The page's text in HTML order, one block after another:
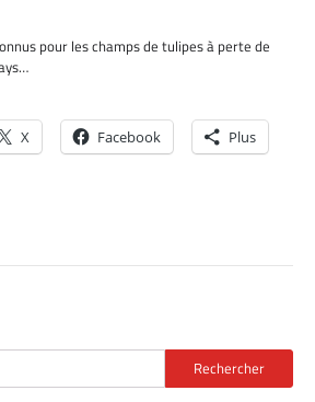
pour les champs de tulipes à perte de
X Facebook Plus
Rechercher